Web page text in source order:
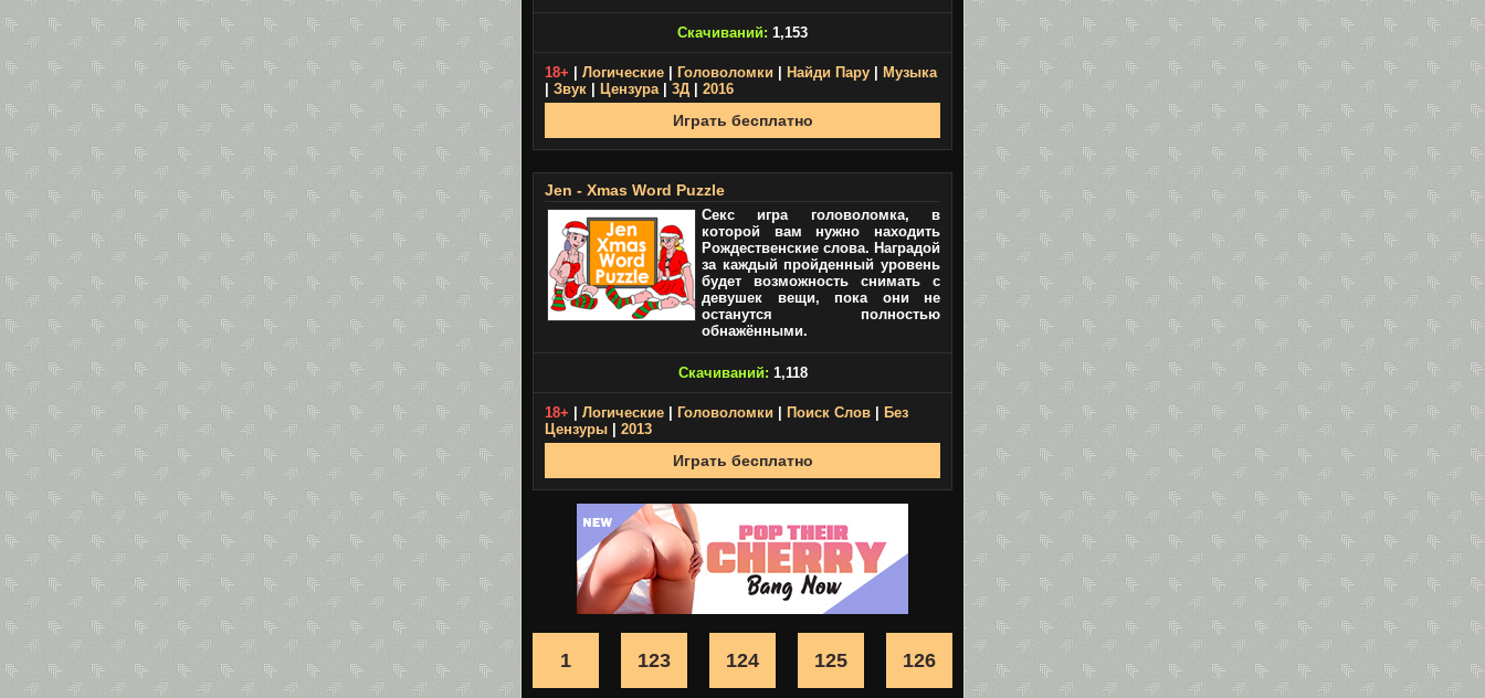
Скачиваний: 1,153
18+ Логические Головоломки Найди Пару
Музыка
Звук Цензура| 3Д 2016
Играть бесплатно
Jen - Xmas Word Puzzle
Секс игра головоломка, в
которой вам нужно находить
Рождественские слова. Наградой
за каждый пройденный уровень
будет возможность снимать с
девушек вещи, пока они не
останутся полностью
обнажёнными.
Скачиваний: 1,118
18+ Логические Головоломки Поиск Слов
Без
Цензуры
2013
Играть бесплатно
1 123 124 125 126